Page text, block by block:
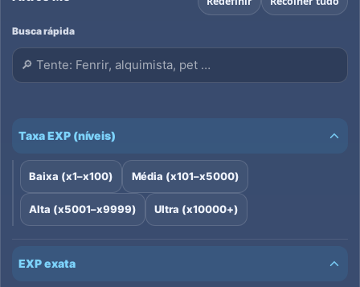
Busca rápida
Taxa EXP (níveis)
Baixa (x1–x100) Média (x101–x5000)
Alta (x5001–x9999) Ultra (x10000+)
EXP exata